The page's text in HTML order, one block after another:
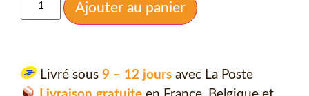
Ajouter au panier
Livré sous 9 – 12 jours avec La Poste